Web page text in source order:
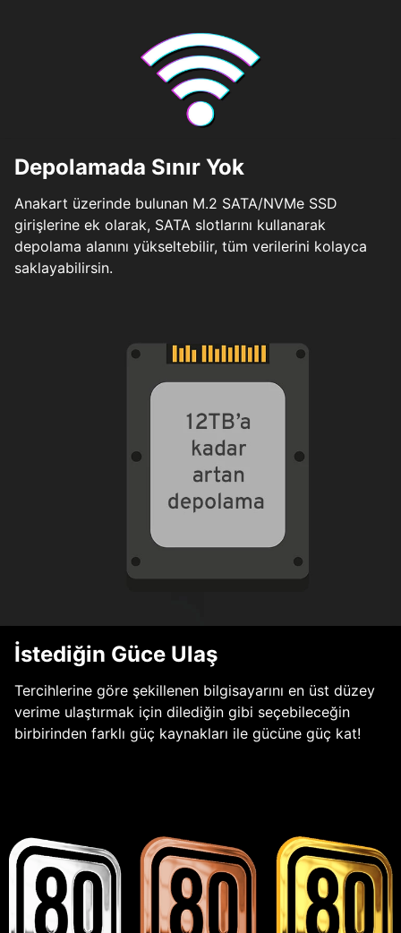
Depolamada Sınır Yok
Anakart üzerinde bulunan M.2 SATA/NVMe SSD
girişlerine ek olarak, SATA slotlarını kullanarak
depolama alanını yükseltebilir, tüm verilerini kolayca
saklayabilirsin.
İstediğin Güce Ulaş
Tercihlerine göre şekillenen bilgisayarını en üst düzey
verime ulaştırmak için dilediğin gibi seçebileceğin
birbirinden farklı güç kaynakları ile gücüne güç kat!